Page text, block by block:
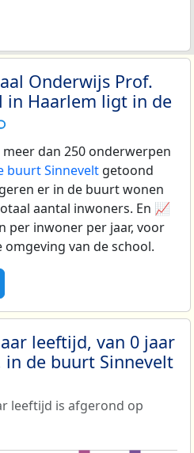
Onderwijs Prof.
in Haarlem ligt in de
dan 250 onderwerpen
buurt Sinnevelt getoond
er in de buurt wonen
aantal inwoners. En 📈
per inwoner per jaar, voor
van de school.
leeftijd, van 0 jaar
de buurt Sinnevelt
leeftijd is afgerond op